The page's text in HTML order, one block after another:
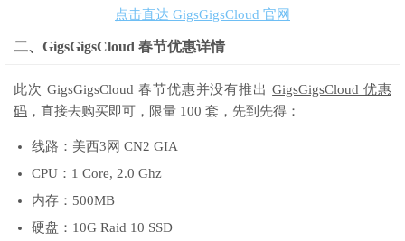
点击直达 GigsGigsCloud 官网
二、GigsGigsCloud 春节优惠详情
此次 GigsGigsCloud 春节优惠并没有推出GigsGigsCloud 优惠
码 ，直接去购买即可，限量 100 套，先到先得：
线路：美西3网 CN2 GIA
CPU：1 Core, 2.0 Ghz
内存：500MB
硬盘：10G Raid 10 SSD